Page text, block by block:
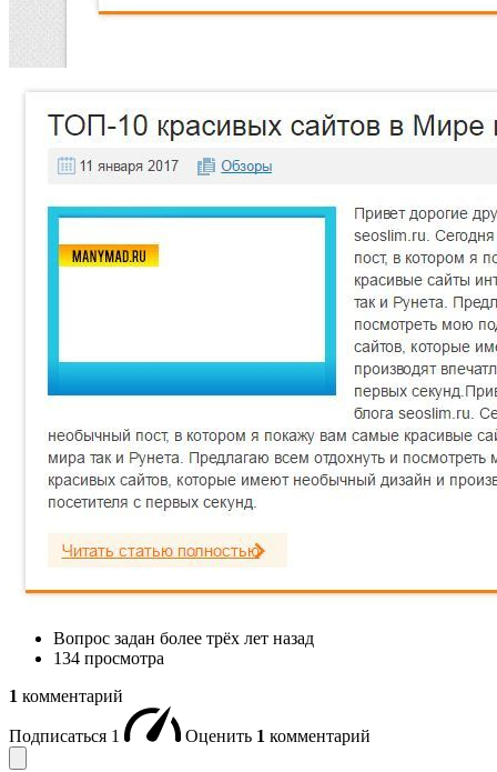
Вопрос задан более трёх лет назад
134 просмотра
1 комментарий
Подписаться 1 Оценить 1 комментарий